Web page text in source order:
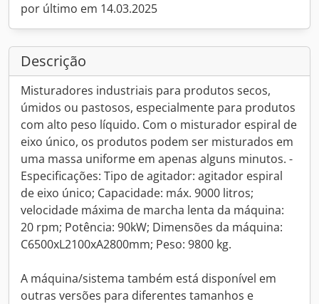
por último em 14.03.2025
Descrição
Misturadores industriais para produtos secos,
úmidos ou pastosos, especialmente para produtos
com alto peso líquido. Com o misturador espiral de
eixo único, os produtos podem ser misturados em
uma massa uniforme em apenas alguns minutos. -
Especificações: Tipo de agitador: agitador espiral
de eixo único; Capacidade: máx. 9000 litros;
velocidade máxima de marcha lenta da máquina:
20 rpm; Potência: 90kW; Dimensões da máquina:
C6500xL2100xA2800mm; Peso: 9800 kg.
A máquina/sistema também está disponível em
outras versões para diferentes tamanhos e